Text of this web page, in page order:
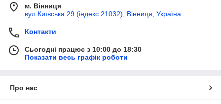
м. Вінниця
вул Київська 29 (індекс 21032), Вінниця, Україна
Контакти
Сьогодні працює з 10:00 до 18:30
Показати весь графік роботи
Про нас